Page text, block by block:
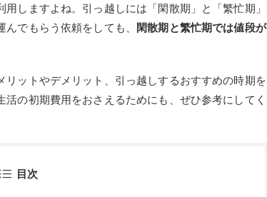
しますよね。引っ越しには「閑散期」と「繁忙期」
でもらう依頼をしても、 閑散期と繁忙期では値段が
ットやデメリット、引っ越しするおすすめの時期を
の初期費用をおさえるためにも、ぜひ参考にしてく
目次